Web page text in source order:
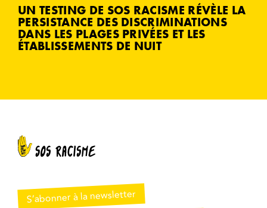
UN TESTING DE SOS RACISME RÉVÈLE LA
PERSISTANCE DES DISCRIMINATIONS
DANS LES PLAGES PRIVÉES ET LES
ÉTABLISSEMENTS DE NUIT
S’abonner à la newsletter